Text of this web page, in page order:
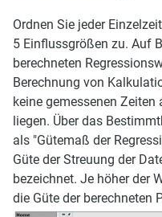
Ordnen Sie jeder
5 Einflussgrößen zu. Auf
berechneten
Berechnung von
keine gemessenen
liegen. Über das
als "Gütemaß der
Güte der Streuung der
bezeichnet. Je höher der
die Güte der berechneten